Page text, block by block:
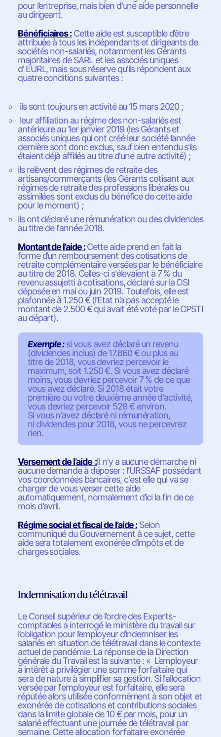
pour l’entreprise, mais bien d'une aide personnelle
au dirigeant.
Bénéficiaires :Cette aide est susceptible d’être
attribuée à tous les indépendants et dirigeants de
sociétés non-salariés, notamment les Gérants
majoritaires de SARL et les associés uniques
d’ EURL, mais sous réserve qu'ils répondent aux
quatre conditions suivantes :
ils sont toujours en activité au 15 mars 2020 ;
leur affiliation au régime des non-salariés est
antérieure au 1er janvier 2019 (les Gérants et
associés uniques qui ont créé leur société l’année
dernière sont donc exclus, sauf bien entendu s'ils
étaient déjà affiliés au titre d'une autre activité) ;
ils relèvent des régimes de retraite des
artisans/commerçants (les Gérants cotisant aux
régimes de retraite des professions libérales ou
assimilées sont exclus du bénéfice de cette aide
pour le moment) ;
ils ont déclaré une rémunération ou des dividendes
au titre de l'année 2018.
Montant de l’aide :Cette aide prend en fait la
forme d’un remboursement des cotisations de
retraite complémentaire versées par le bénéficiaire
au titre de 2018. Celles-ci s'élevaient à 7 % du
revenu assujetti à cotisations, déclaré sur la DSI
déposée en mai ou juin 2019. Toutefois, elle est
plafonnée à 1.250 € (l’Etat n’a pas accepté le
montant de 2.500 € qui avait été voté par le CPSTI
au départ).
Exemple :si vous avez déclaré un revenu
(dividendes inclus) de 17.860 € ou plus au
titre de 2018, vous devriez percevoir le
maximum, soit 1.250 €. Si vous avez déclaré
moins, vous devriez percevoir 7 % de ce que
vous avez déclaré. Si 2018 était votre
première ou votre deuxième année d'activité,
vous devriez percevoir 528 € environ.
Si vous n'avez déclaré ni rémunération,
ni dividendes pour 2018, vous ne percevrez
rien.
Versement de l’aide :Il n'y a aucune démarche ni
aucune demande à déposer : l'URSSAF possédant
vos coordonnées bancaires, c'est elle qui va se
charger de vous verser cette aide
automatiquement, normalement d’ici la fin de ce
mois d'avril.
Régime social et fiscal de l’aide : Selon
communiqué du Gouvernement à ce sujet, cette
aide sera totalement exonérée d’impôts et de
charges sociales.
Indemnisation du télétravail
Le Conseil supérieur de l’ordre des Experts-
comptables a interrogé le ministère du travail sur
l’obligation pour l’employeur d’indemniser les
salariés en situation de télétravail dans le contexte
actuel de pandémie. La réponse de la Direction
générale du Travail est la suivante : « L’employeur
a intérêt à privilégier une somme forfaitaire qui
sera de nature à simplifier sa gestion. Si l'allocation
versée par l'employeur est forfaitaire, elle sera
réputée alors utilisée conformément à son objet et
exonérée de cotisations et contributions sociales
dans la limite globale de 10 € par mois, pour un
salarié effectuant une journée de télétravail par
semaine. Cette allocation forfaitaire exonérée